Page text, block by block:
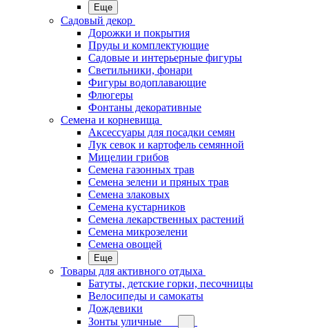
Еще
Садовый декор
Дорожки и покрытия
Пруды и комплектующие
Садовые и интерьерные фигуры
Светильники, фонари
Фигуры водоплавающие
Флюгеры
Фонтаны декоративные
Семена и корневища
Аксессуары для посадки семян
Лук севок и картофель семянной
Мицелии грибов
Семена газонных трав
Семена зелени и пряных трав
Семена злаковых
Семена кустарников
Семена лекарственных растений
Семена микрозелени
Семена овощей
Еще
Товары для активного отдыха
Батуты, детские горки, песочницы
Велосипеды и самокаты
Дождевики
Зонты уличные